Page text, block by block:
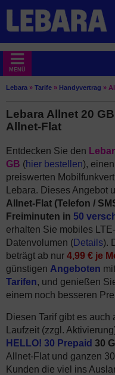
MENÜ
Lebara » Tarife » Handyvertrag »
Lebara Allnet 20
Allnet-Flat
Entdecken Sie den
GB (hier bestellen), einen
preiswerten
Lebara. Dieses Angebot
Allnet-Flat (Telefon /
Freiminuten in 50
erhalten Sie mobiles
Datenvolumen (Details).
beträgt ab nur 4,99 € je
günstigen Angeboten mit
Tarifen, und genießen
einem noch besseren
Diesen Tarif gibt es auch
Laufzeit (zzgl.
HELLO! 30 Prepaid 30
Allnet-Flat und ganzen
Kunden die viel ins